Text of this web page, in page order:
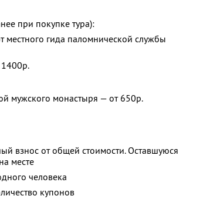
при покупке тура):
местного гида паломнической службы
мужского монастыря — от 650р.
взнос от общей стоимости. Оставшуюся
месте
человека
купонов